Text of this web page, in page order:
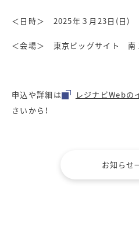
＜日時＞ 2025年３月23日(日)
＜会場＞ 東京ビッグサイト 南
申込や詳細は レジナビWebの
さいから！
お知らせ